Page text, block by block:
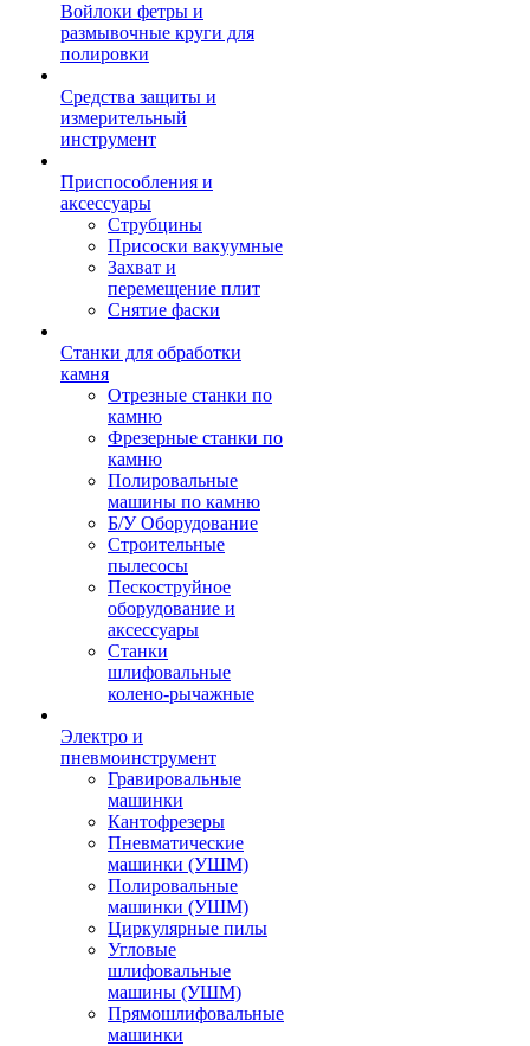
Войлоки фетры и
размывочные круги для
полировки
Средства защиты и
измерительный
инструмент
Приспособления и
аксессуары
Струбцины
Присоски вакуумные
Захват и
перемещение плит
Снятие фаски
Станки для обработки
камня
Отрезные станки по
камню
Фрезерные станки по
камню
Полировальные
машины по камню
Б/У Оборудование
Строительные
пылесосы
Пескоструйное
оборудование и
аксессуары
Станки
шлифовальные
колено-рычажные
Электро и
пневмоинструмент
Гравировальные
машинки
Кантофрезеры
Пневматические
машинки (УШМ)
Полировальные
машинки (УШМ)
Циркулярные пилы
Угловые
шлифовальные
машины (УШМ)
Прямошлифовальные
машинки